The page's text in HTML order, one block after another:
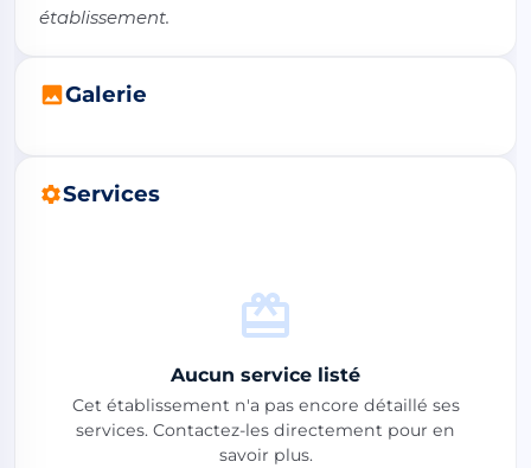
établissement.
Galerie
Services
Aucun service listé
Cet établissement n'a pas encore détaillé ses
services. Contactez-les directement pour en
savoir plus.